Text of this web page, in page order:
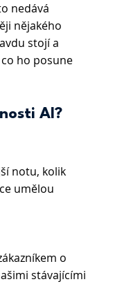
nedává
nějakého
stojí a
ho posune
AI?
notu, kolik
umělou
o
stávajícími